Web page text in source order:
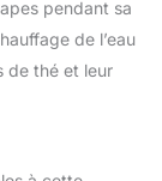
pendant sa
de l’eau
de thé et leur